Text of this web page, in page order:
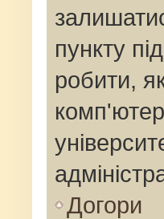
пункту
робити,
Догори